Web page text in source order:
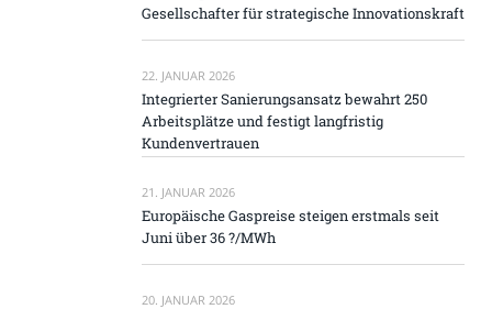
Gesellschafter für strategische Innovationskraft
22. JANUAR 2026
Integrierter Sanierungsansatz bewahrt 250
Arbeitsplätze und festigt langfristig
Kundenvertrauen
21. JANUAR 2026
Europäische Gaspreise steigen erstmals seit
Juni über 36 ?/MWh
20. JANUAR 2026